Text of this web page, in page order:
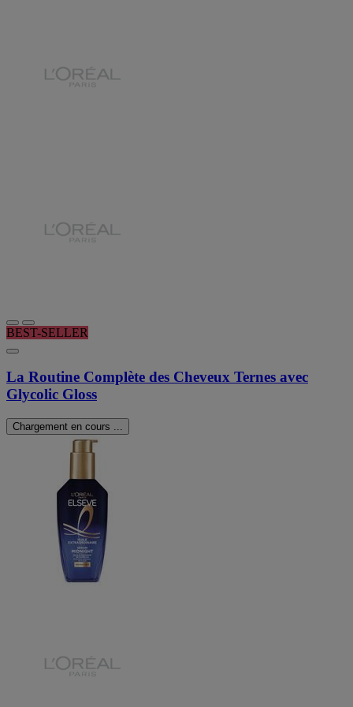
BEST-SELLER
La Routine Complète des Cheveux Ternes avec
Glycolic Gloss
Chargement en cours ...